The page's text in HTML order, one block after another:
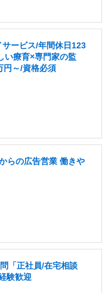
ービス/年間休日123
い療育×専門家の監
円～/資格必須
らの広告営業 働きや
「正社員/在宅相談
験歓迎